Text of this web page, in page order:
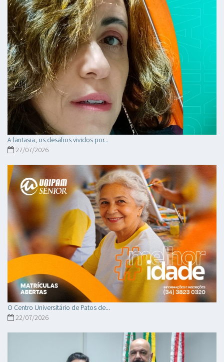
A fantasia, os desafios vividos por...
27/07/2026
O Centro Universitário de Patos de...
22/07/2026